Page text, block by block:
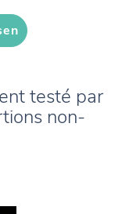
testé par
non-